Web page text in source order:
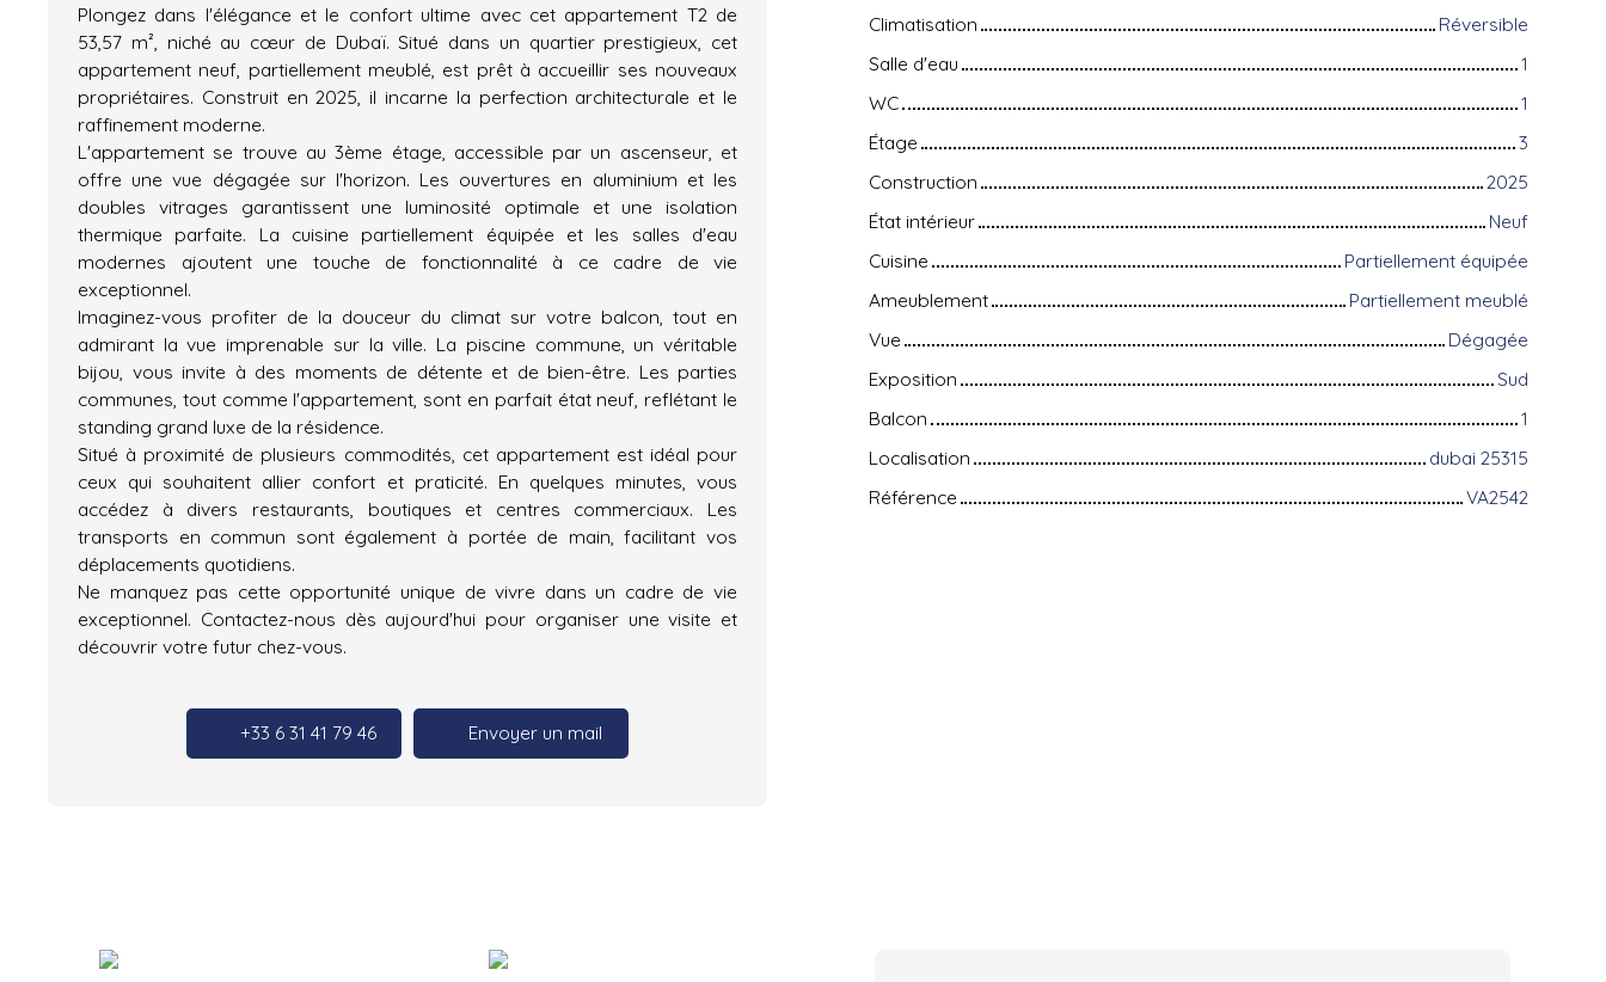
Plongez dans l'élégance et le confort ultime avec cet appartement T2 de
53,57 m², niché au cœur de Dubaï. Situé dans un quartier prestigieux, cet
appartement neuf, partiellement meublé, est prêt à accueillir ses nouveaux
propriétaires. Construit en 2025, il incarne la perfection architecturale et le
raffinement moderne.
L'appartement se trouve au 3ème étage, accessible par un ascenseur, et
offre une vue dégagée sur l'horizon. Les ouvertures en aluminium et les
doubles vitrages garantissent une luminosité optimale et une isolation
thermique parfaite. La cuisine partiellement équipée et les salles d'eau
modernes ajoutent une touche de fonctionnalité à ce cadre de vie
exceptionnel.
Imaginez-vous profiter de la douceur du climat sur votre balcon, tout en
admirant la vue imprenable sur la ville. La piscine commune, un véritable
bijou, vous invite à des moments de détente et de bien-être. Les parties
communes, tout comme l'appartement, sont en parfait état neuf, reflétant le
standing grand luxe de la résidence.
Situé à proximité de plusieurs commodités, cet appartement est idéal pour
ceux qui souhaitent allier confort et praticité. En quelques minutes, vous
accédez à divers restaurants, boutiques et centres commerciaux. Les
transports en commun sont également à portée de main, facilitant vos
déplacements quotidiens.
Ne manquez pas cette opportunité unique de vivre dans un cadre de vie
exceptionnel. Contactez-nous dès aujourd'hui pour organiser une visite et
découvrir votre futur chez-vous.
+33 6 31 41 79 46 Envoyer un mail
Climatisation
Réversible
Salle d'eau
1
WC
1
Étage
3
Construction
2025
État intérieur
Neuf
Cuisine
Partiellement équipée
Ameublement
Partiellement meublé
Vue
Dégagée
Exposition
Sud
Balcon
1
Localisation
dubai 25315
Référence
VA2542